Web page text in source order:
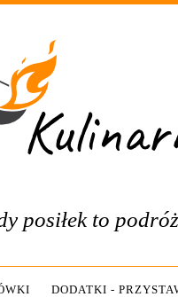
posiłek to
DODATKI -